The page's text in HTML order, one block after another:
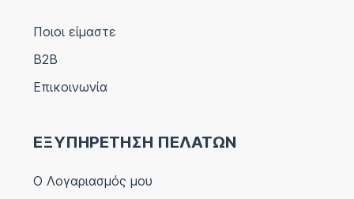
Ποιοι είμαστε
B2B
Επικοινωνία
ΕΞΥΠΗΡΕΤΗΣΗ ΠΕΛΑΤΩΝ
Ο Λογαριασμός μου